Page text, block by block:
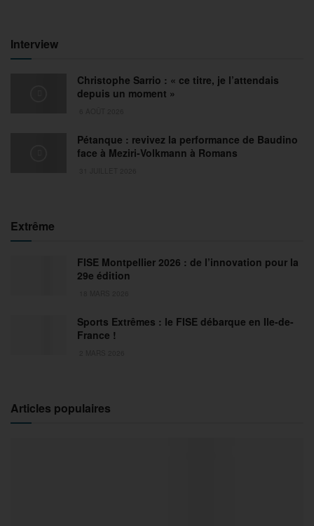
Interview
Christophe Sarrio : « ce titre, je l’attendais
depuis un moment »
Pétanque : revivez la performance de Baudino
face à Meziri-Volkmann à Romans
Extrême
FISE Montpellier 2026 : de l’innovation pour la
29e édition
Sports Extrêmes : le FISE débarque en Ile-de-
France !
Articles populaires